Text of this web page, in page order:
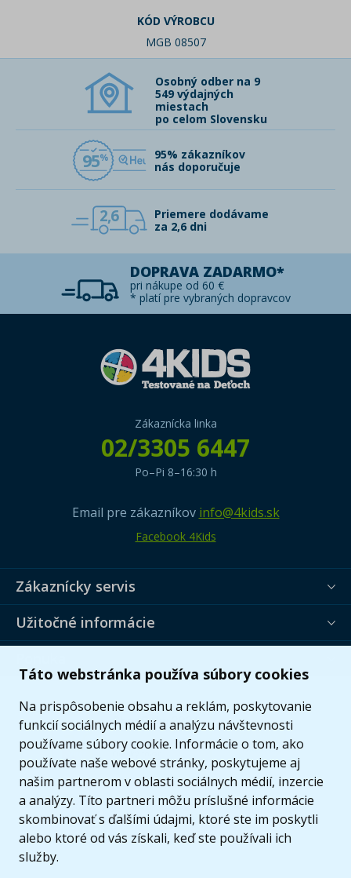
Táto webstránka používa súbory cookies
Na prispôsobenie obsahu a reklám, poskytovanie
funkcií sociálnych médií a analýzu návštevnosti
používame súbory cookie. Informácie o tom, ako
používate naše webové stránky, poskytujeme aj
našim partnerom v oblasti sociálnych médií, inzercie
a analýzy. Títo partneri môžu príslušné informácie
skombinovať s ďalšími údajmi, ktoré ste im poskytli
alebo ktoré od vás získali, keď ste používali ich
služby.
KÓD VÝROBCU
MGB 08507
Osobný odber na 9
549 výdajných
miestach
po celom Slovensku
95
95% zákazníkov
nás doporučuje
2,6
Priemere dodávame
za 2,6 dni
DOPRAVA ZADARMO*
pri nákupe od 60 €
* platí pre vybraných dopravcov
Zákaznícka linka
02/3305 6447
Po–Pi 8–16:30 h
Email pre zákazníkov info@4kids.sk
Facebook 4Kids
Zákaznícky servis
Užitočné informácie